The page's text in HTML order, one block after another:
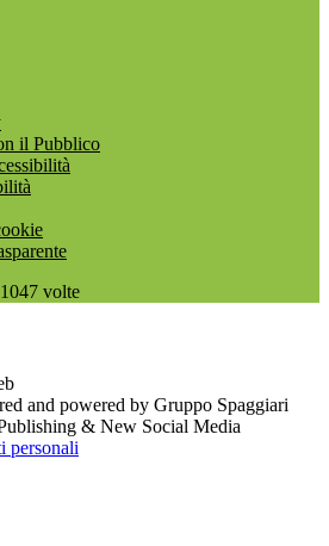
il Pubblico
1047 volte
and powered by Gruppo Spaggiari
& New Social Media
personali